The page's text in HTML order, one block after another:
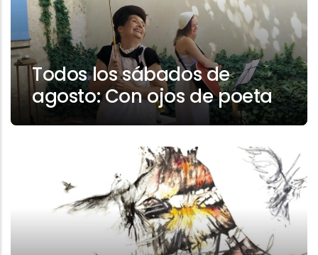
Todos los sábados de
agosto: Con ojos de poeta